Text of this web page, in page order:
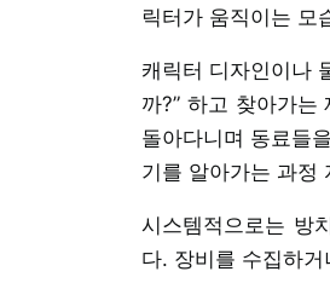
릭터가 움직이는 모
캐릭터 디자인이나
까?” 하고 찾아가
돌아다니며 동료들
기를 알아가는 과정
시스템적으로는 방
다. 장비를 수집하